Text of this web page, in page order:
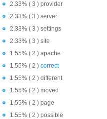
2.33% ( 3 ) provider
2.33% ( 3 ) server
2.33% ( 3 ) settings
2.33% ( 3 ) site
1.55% ( 2 ) apache
1.55% ( 2 ) correct
1.55% ( 2 ) different
1.55% ( 2 ) moved
1.55% ( 2 ) page
1.55% ( 2 ) possible